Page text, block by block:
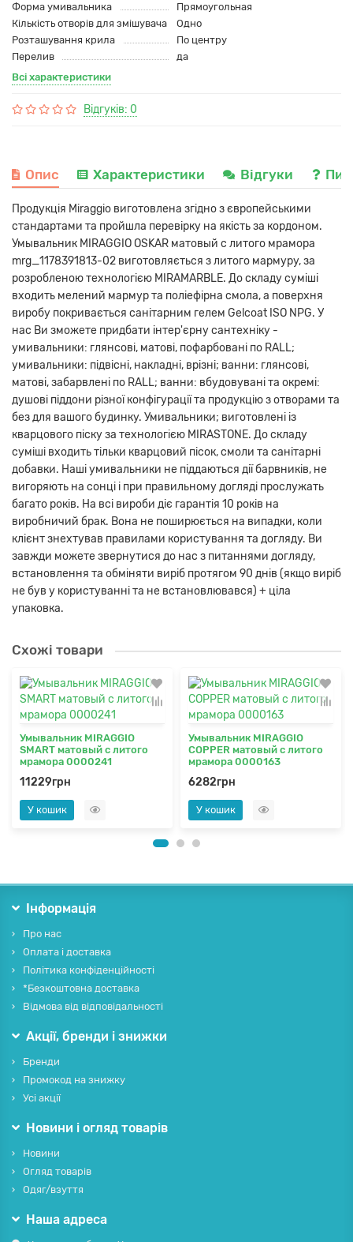
Форма умивальника
Прямоугольная
Кількість отворів для змішувача
Одно
Розташування крила
По центру
Перелив
да
Всі характеристики
Відгуків: 0
Опис Характеристики Відгуки
Продукція Miraggio виготовлена ​​згідно з європейськими
стандартами та пройшла перевірку на якість за кордоном.
Умывальник MIRAGGIO OSKAR матовый с литого мрамора
mrg_1178391813-02 виготовляється з литого мармуру, за
розробленою технологією MIRAMARBLE. До складу суміші
входить мелений мармур та поліефірна смола, а поверхня
виробу покривається санітарним гелем Gelcoat ISO NPG. У
нас Ви зможете придбати інтер'єрну сантехніку -
умивальники: глянсові, матові, пофарбовані по RALL;
умивальники: підвісні, накладні, врізні; ванни: глянсові,
матові, забарвлені по RALL; ванни: вбудовувані та окремі:
душові піддони різної конфігурації та продукцію з отворами та
без для вашого будинку. Умивальники; виготовлені із
кварцового піску за технологією MIRASTONE. До складу
суміші входить тільки кварцовий пісок, смоли та санітарні
добавки. Наші умивальники не піддаються дії барвників, не
вигоряють на сонці і при правильному догляді прослужать
багато років. На всі вироби діє гарантія 10 років на
виробничий брак. Вона не поширюється на випадки, коли
клієнт знехтував правилами користування та догляду. Ви
завжди можете звернутися до нас з питаннями догляду,
встановлення та обміняти виріб протягом 90 днів (якщо виріб
не був у користуванні та не встановлювався) + ціла
упаковка.
Схожі товари
Умывальник MIRAGGIO
SMART матовый с литого
мрамора 0000241
11229грн
У кошик
Умывальник MIRAGGIO
COPPER матовый с литого
мрамора 0000163
6282грн
У кошик
Інформація
Про нас
Оплата і доставка
Політика конфіденційності
*Безкоштовна доставка
Відмова від відповідальності
Акції, бренди і знижки
Бренди
Промокод на знижку
Усі акції
Новини і огляд товарів
Новини
Огляд товарів
Одяг/взуття
Наша адреса